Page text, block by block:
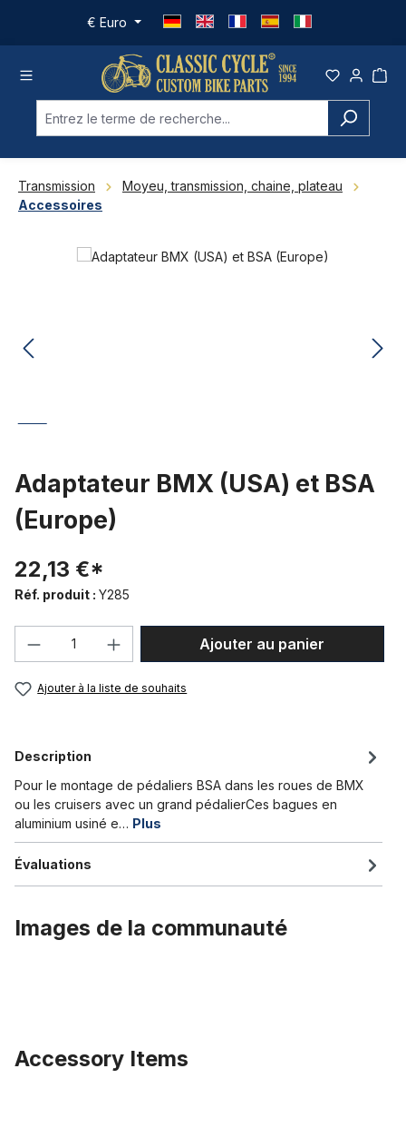
Passer au contenu principal
€ Euro
Transmission
Moyeu, transmission, chaine, plateau
Accessoires
Ignorer la galerie d'images
Adaptateur BMX (USA) et BSA
(Europe)
22,13 €*
Réf. produit : Y285
Quantité de produit : Entrez la
Ajouter au panier
Ajouter à la liste de souhaits
Description
Pour le montage de pédaliers BSA dans les roues de BMX
ou les cruisers avec un grand pédalierCes bagues en
aluminium usiné e… Plus
Évaluations
Images de la communauté
Accessory Items